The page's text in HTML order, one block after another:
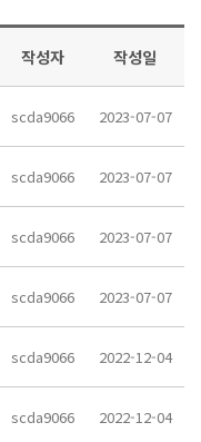
작성자 작성일
scda9066 2023-07-07
scda9066 2023-07-07
scda9066 2023-07-07
scda9066 2023-07-07
scda9066 2022-12-04
scda9066 2022-12-04